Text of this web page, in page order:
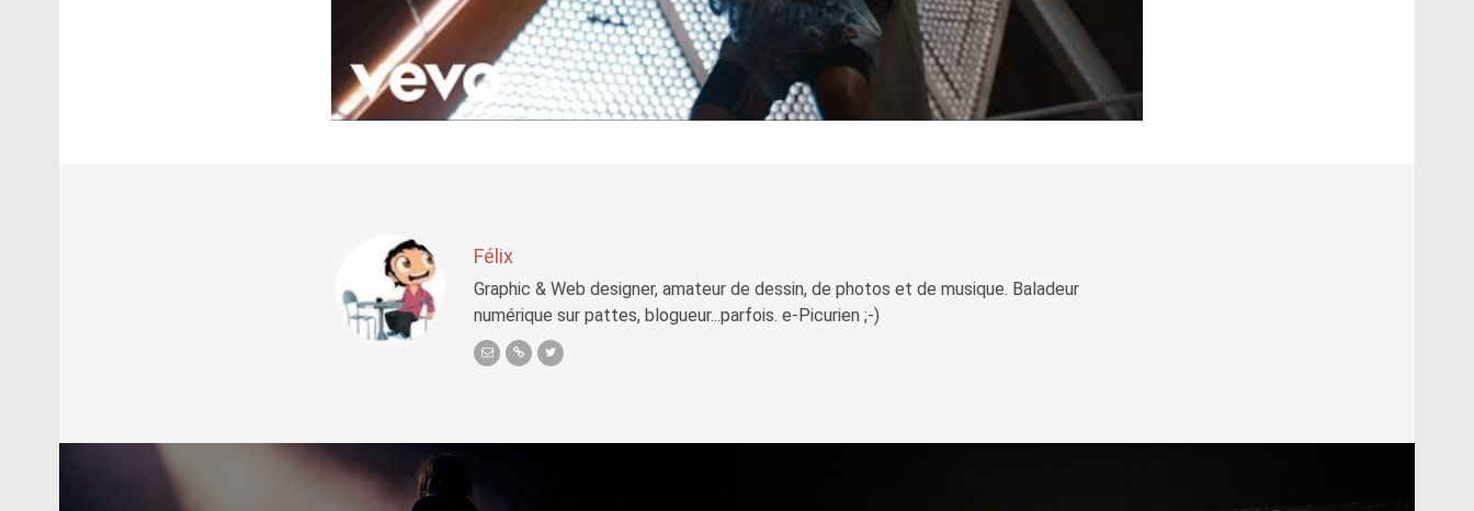
Félix
Graphic & Web designer, amateur de dessin, de photos et de musique. Baladeur
numérique sur pattes, blogueur...parfois. e-Picurien ;-)